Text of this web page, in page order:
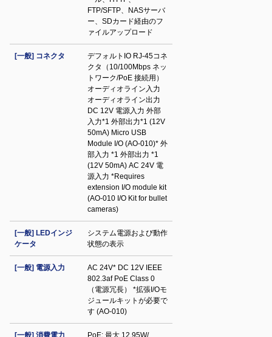
FTP/SFTP、NASサーバ
ー、SDカード経由のフ
ァイルアップロード
[一般] コネクタ
デフォルトIO RJ-45コネ
クタ（10/100Mbps ネッ
トワーク/PoE 接続用）
オーディオライン入力
オーディオライン出力
DC 12V 電源入力 外部
入力*1 外部出力*1 (12V
50mA) Micro USB
Module I/O (AO-010)* 外
部入力 *1 外部出力 *1
(12V 50mA) AC 24V 電
源入力 *Requires
extension I/O module kit
(AO-010 I/O Kit for bullet
cameras)
[一般] LEDインジ
ケータ
システム電源および動作
状態の表示
[一般] 電源入力
AC 24V* DC 12V IEEE
802.3af PoE Class 0
（電源冗長） *拡張I/Oモ
ジュールキットが必要で
す (AO-010)
[一般] 消費電力
PoE: 最大 12.95W/